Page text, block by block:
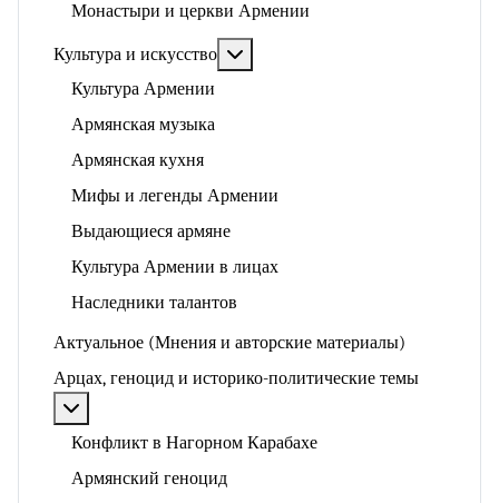
Монастыри и церкви Армении
Культура и искусство
Культура Армении
Армянская музыка
Армянская кухня
Мифы и легенды Армении
Выдающиеся армяне
Культура Армении в лицах
Наследники талантов
Актуальное (Мнения и авторские материалы)
Арцах, геноцид и историко-политические темы
Конфликт в Нагорном Карабахе
Армянский геноцид